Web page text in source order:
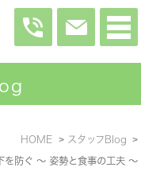
HOME スタッフBlog
を防ぐ ～ 姿勢と食事の工夫 ～